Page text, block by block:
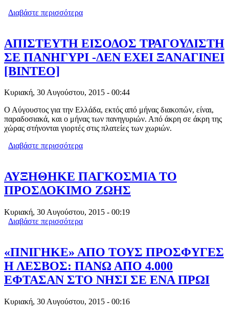
Διαβάστε περισσότερα
ΜΕΤΑ ΤΙΣ 20 ΣΕΠΤΕΜΒΡΙΟΥ
ΑΠΙΣΤΕΥΤΗ ΕΙΣΟΔΟΣ ΤΡΑΓΟΥΔΙΣΤΗ
ΣΕ ΠΑΝΗΓΥΡΙ -ΔΕΝ ΕΧΕΙ ΞΑΝΑΓΙΝΕΙ
[ΒΙΝΤΕΟ]
Κυριακή, 30 Αυγούστου, 2015 - 00:44
Ο Αύγουστος για την Ελλάδα, εκτός από μήνας διακοπών, είναι,
παραδοσιακά, και ο μήνας των πανηγυριών. Από άκρη σε άκρη της
χώρας στήνονται γιορτές στις πλατείες των χωριών.
Διαβάστε περισσότερα
ΑΥΞΗΘΗΚΕ ΠΑΓΚΟΣΜIA ΤΟ
ΠΡΟΣΔΟΚΙΜΟ ΖΩΗΣ
Κυριακή, 30 Αυγούστου, 2015 - 00:19
Διαβάστε περισσότερα
«ΠΝΙΓΗΚΕ» ΑΠΟ ΤΟΥΣ ΠΡΟΣΦΥΓΕΣ
Η ΛΕΣΒΟΣ: ΠΑΝΩ ΑΠΟ 4.000
ΕΦΤΑΣΑΝ ΣΤΟ ΝΗΣΙ ΣΕ ΕΝΑ ΠΡΩΙ
Κυριακή, 30 Αυγούστου, 2015 - 00:16